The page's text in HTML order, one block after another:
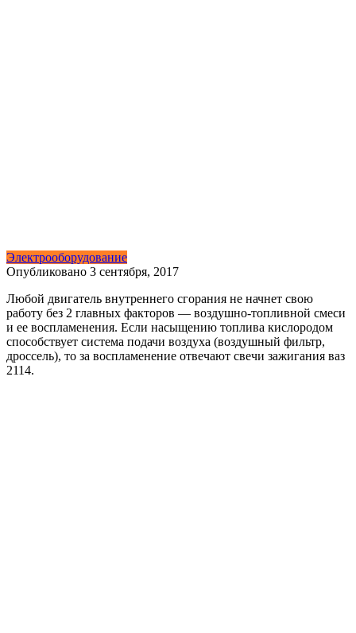
Электрооборудование
Опубликовано 3 сентября, 2017
Любой двигатель внутреннего сгорания не начнет свою
работу без 2 главных факторов — воздушно-топливной смеси
и ее воспламенения. Если насыщению топлива кислородом
способствует система подачи воздуха (воздушный фильтр,
дроссель), то за воспламенение отвечают свечи зажигания ваз
2114.